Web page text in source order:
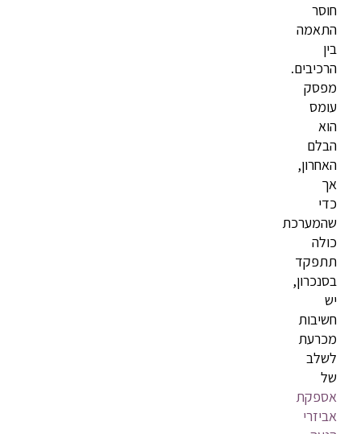
חוסר
התאמה
בין
הרכיבים.
מפסק
עומס
הוא
הבלם
האחרון,
אך
כדי
שהמערכת
כולה
תתפקד
בסנכרון,
יש
חשיבות
מכרעת
לשלב
של
אספקת
אביזרי